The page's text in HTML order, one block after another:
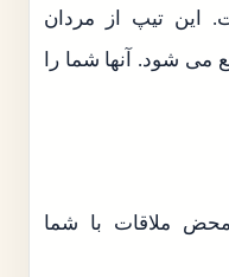
این تیپ از مردان
شود. آنها شما را
ملاقات با شما